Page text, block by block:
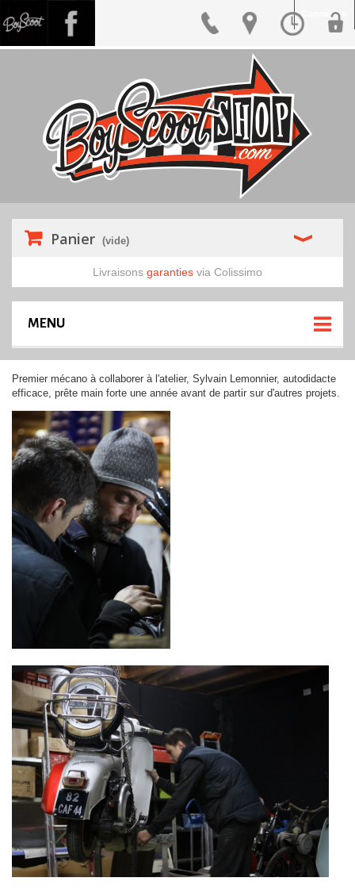
Connexion
Panier (vide)
Livraisons garanties via Colissimo
MENU
Premier mécano à collaborer à l'atelier, Sylvain Lemonnier, autodidacte
efficace, prête main forte une année avant de partir sur d'autres projets.